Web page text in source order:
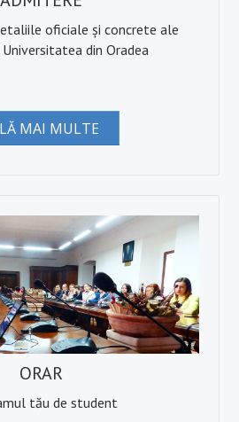
oficiale și concrete ale
din Oradea
MAI MULTE
ORAR
tău de student